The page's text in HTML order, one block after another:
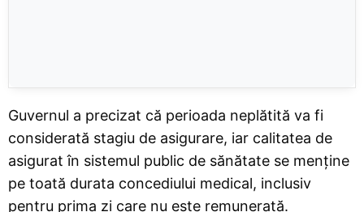
Guvernul a precizat că perioada neplătită va fi
considerată stagiu de asigurare, iar calitatea de
asigurat în sistemul public de sănătate se menține
pe toată durata concediului medical, inclusiv
pentru prima zi care nu este remunerată.